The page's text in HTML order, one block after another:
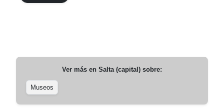
Ver más en Salta (capital) sobre:
Museos